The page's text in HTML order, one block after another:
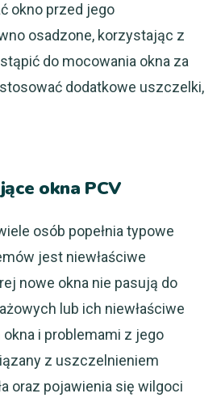
okno przed jego
osadzone, korzystając z
do mocowania okna za
dodatkowe uszczelki,
okna PCV
osób popełnia typowe
jest niewłaściwe
nowe okna nie pasują do
lub ich niewłaściwe
i problemami z jego
z uszczelnieniem
oraz pojawienia się wilgoci